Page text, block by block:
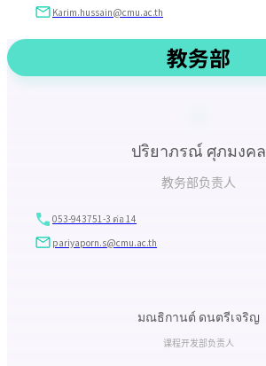
Karim.hussain@cmu.ac.th
教务部
ปริยาภรณ์ ศุภมงคล
教务部负责人
053-943751-3 ต่อ 14
pariyaporn.s@cmu.ac.th
มณธิกานต์ ดนตรีเจริญ
课程开发部负责人